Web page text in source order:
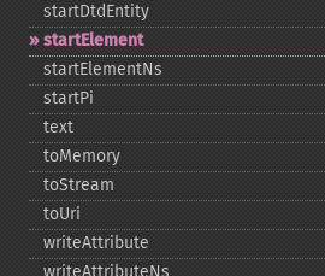
startDtdEntity
startElement
startElementNs
startPi
text
toMemory
toStream
toUri
writeAttribute
writeAttributeNs